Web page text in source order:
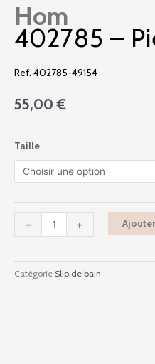
Hom
402785 –
Ref. 402785-49154
55,00€
Taille
-
de
402785
-
-
Bleu
+
Catégorie Slip de bain